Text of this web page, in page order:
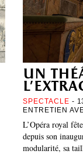
un
SPECTACLE -
ENTRETIEN
L’Opéra royal
depuis son
modularité, sa